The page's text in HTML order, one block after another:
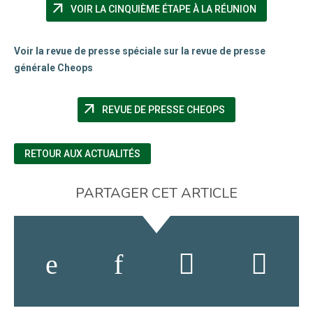
arrow_outward VOIR LA CINQUIÈME ÉTAPE À LA RÉUNION(NOUVELLE
Voir la revue de presse spéciale sur la revue de presse
générale Cheops
arrow_outward REVUE DE PRESSE CHEOPS(NOUVELLE
RETOUR AUX ACTUALITÉS
PARTAGER CET ARTICLE